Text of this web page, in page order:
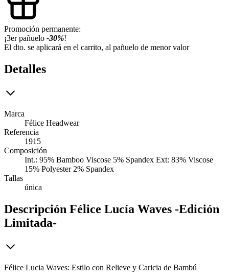
Promoción permanente:
¡3er pañuelo -30%!
El dto. se aplicará en el carrito, al pañuelo de menor valor
Detalles
Marca
Félice Headwear
Referencia
1915
Composición
Int.: 95% Bamboo Viscose 5% Spandex Ext: 83% Viscose
15% Polyester 2% Spandex
Tallas
única
Descripción Félice Lucía Waves -Edición
Limitada-
Félice Lucia Waves: Estilo con Relieve y Caricia de Bambú